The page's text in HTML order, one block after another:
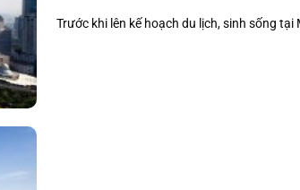
Trước khi lên kế hoạch du lịch, sinh sống